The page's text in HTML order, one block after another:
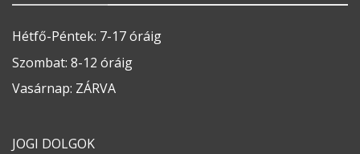
Hétfő-Péntek: 7-17 óráig
Szombat: 8-12 óráig
Vasárnap: ZÁRVA
JOGI DOLGOK